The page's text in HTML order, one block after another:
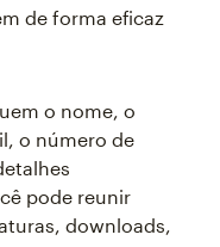
de forma eficaz
o nome, o
o número de
pode reunir
downloads,